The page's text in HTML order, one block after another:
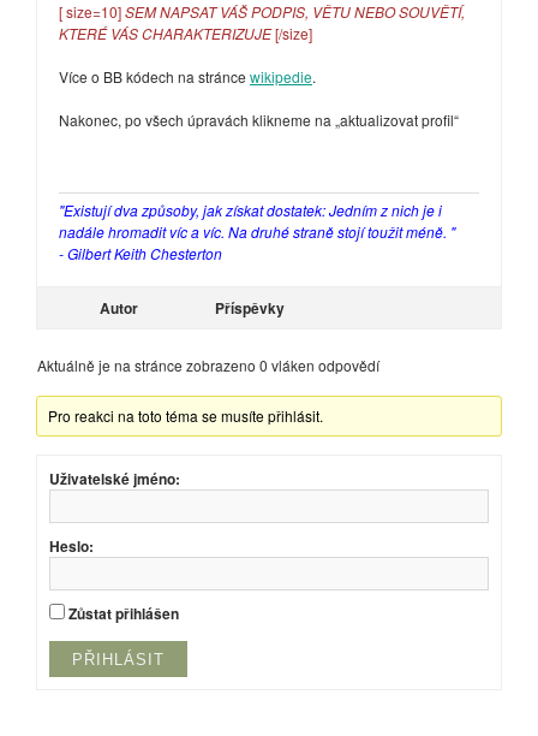
[ size=10]SEM NAPSAT VÁŠ PODPIS, VĚTU NEBO SOUVĚTÍ,
KTERÉ VÁS CHARAKTERIZUJE[/size]
Více o BB kódech na stránce wikipedie.
Nakonec, po všech úpravách klikneme na „aktualizovat profil“
"Existují dva způsoby, jak získat dostatek: Jedním z nich je i
nadále hromadit víc a víc. Na druhé straně stojí toužit méně. "
- Gilbert Keith Chesterton
Autor Příspěvky
Aktuálně je na stránce zobrazeno 0 vláken odpovědí
Pro reakci na toto téma se musíte přihlásit.
Uživatelské jméno:
Heslo:
Zůstat přihlášen
PŘIHLÁSIT